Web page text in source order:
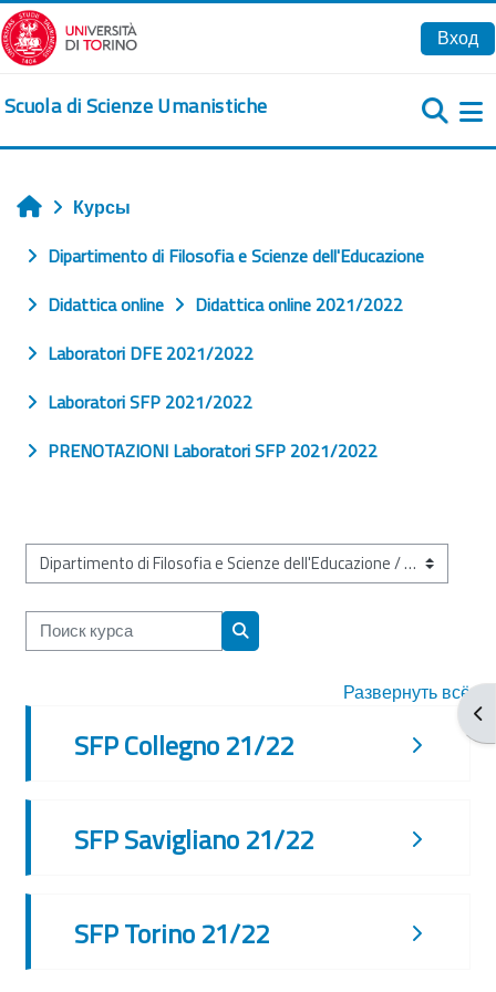
Перейти к основному содержанию
Вход
Scuola di Scienze Umanistiche
Главная
Курсы
Dipartimento di Filosofia e Scienze dell'Educazione
Didattica online
Didattica online 2021/2022
Laboratori DFE 2021/2022
Laboratori SFP 2021/2022
PRENOTAZIONI Laboratori SFP 2021/2022
Категории курсов
Поиск курса
Поиск курса
Развернуть всё
SFP Collegno 21/22
SFP Savigliano 21/22
SFP Torino 21/22